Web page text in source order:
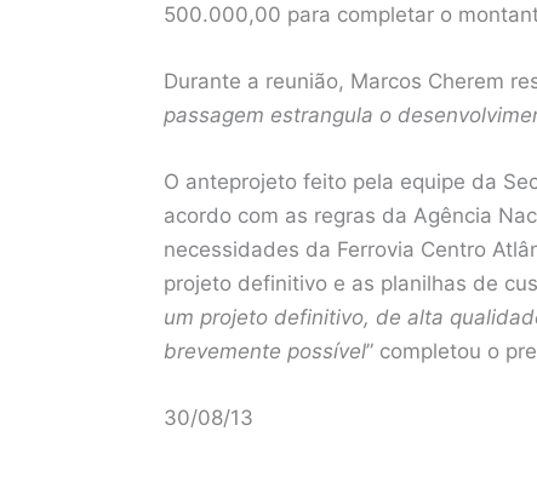
500.000,00 para completar o
Durante a reunião, Marcos Cherem
passagem estrangula o
O anteprojeto feito pela equipe da
acordo com as regras da Agência
necessidades da Ferrovia Centro
projeto definitivo e as planilhas de
um projeto definitivo, de alta
brevemente possível” completou o
30/08/13